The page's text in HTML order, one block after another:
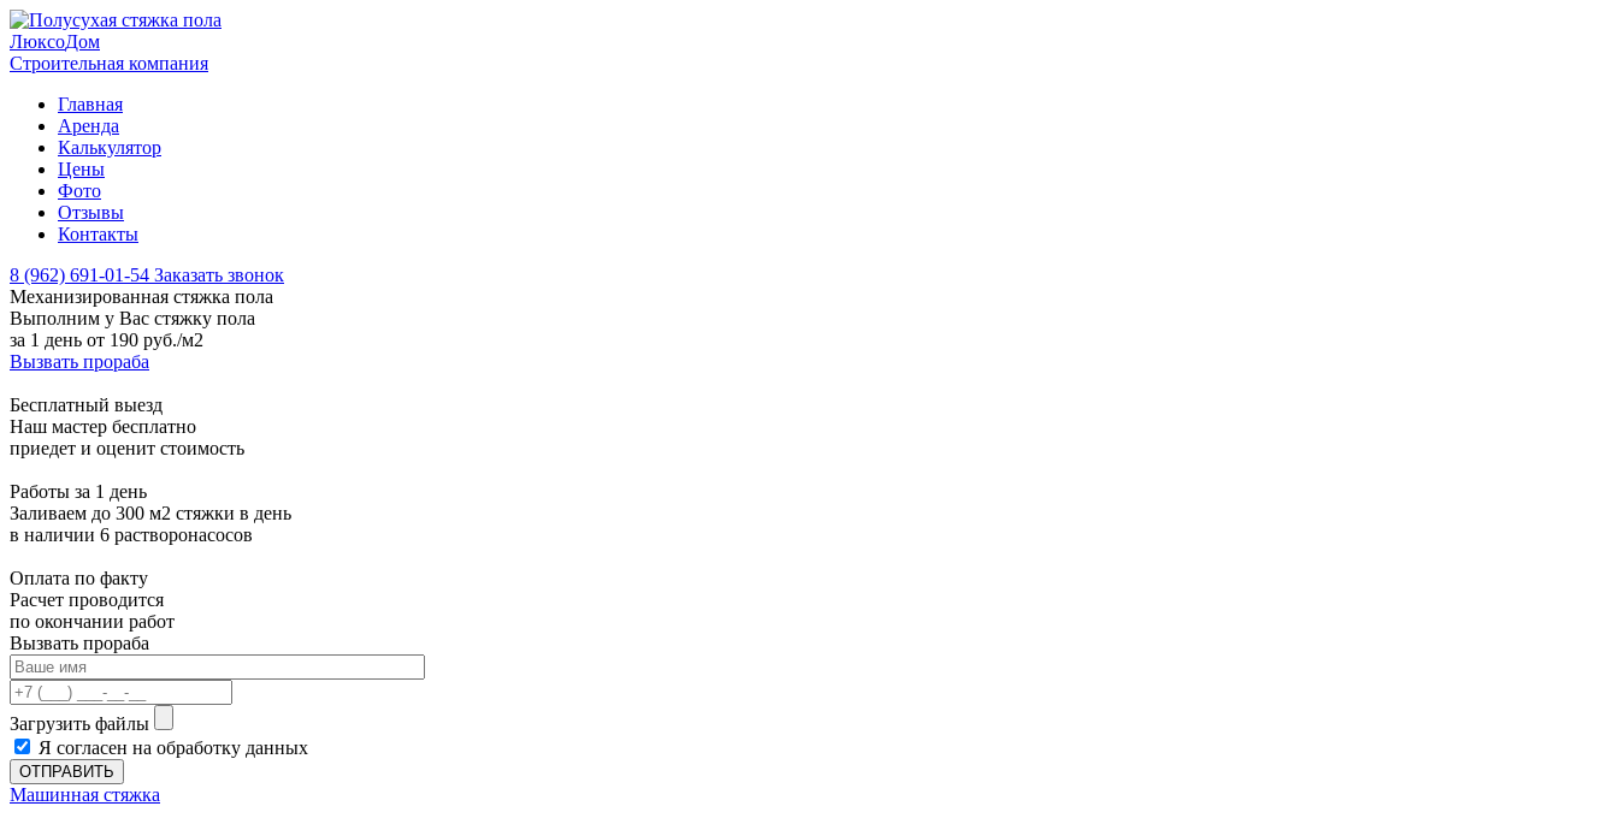
ЛюксоДом
Строительная компания
Главная
Аренда
Калькулятор
Цены
Фото
Отзывы
Контакты
8 (962) 691-01-54 Заказать звонок
Механизированная стяжка пола
Выполним у Вас стяжку пола
за 1 день от 190 руб./м2
Вызвать прораба
Бесплатный выезд
Наш мастер бесплатно
приедет и оценит стоимость
Работы за 1 день
Заливаем до 300 м2 стяжки в день
в наличии 6 растворонасосов
Оплата по факту
Расчет проводится
по окончании работ
Вызвать прораба
Загрузить файлы
Я согласен на обработку данных
ОТПРАВИТЬ
Машинная стяжка